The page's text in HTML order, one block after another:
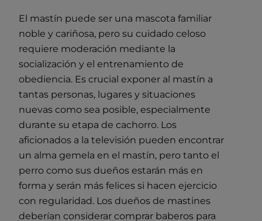
El mastín puede ser una mascota familiar
noble y cariñosa, pero su cuidado celoso
requiere moderación mediante la
socialización y el entrenamiento de
obediencia. Es crucial exponer al mastín a
tantas personas, lugares y situaciones
nuevas como sea posible, especialmente
durante su etapa de cachorro. Los
aficionados a la televisión pueden encontrar
un alma gemela en el mastín, pero tanto el
perro como sus dueños estarán más en
forma y serán más felices si hacen ejercicio
con regularidad. Los dueños de mastines
deberían considerar comprar baberos para